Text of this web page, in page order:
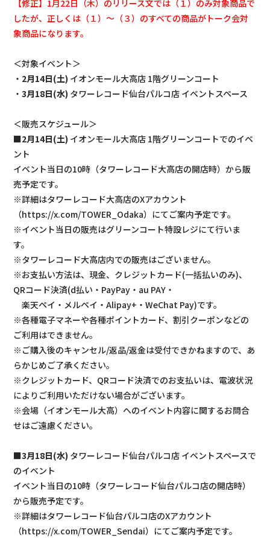
【修正】1月22日（木）のリリース文では（１）のみ対象商品で
したが、正しくは（１）～（３）のすべての商品がトーク会対
象商品になります。
＜対象イベント＞
・ 2月14日(土) イオンモール大高店 1階グリーンコート
・3月18日(水) タワーレコード仙台パルコ店 イベントスペース
＜販売スケジュール＞
■2月14日(土) イオンモール大高店 1階グリーンコートでのイベ
ント
イベント当日の10時（タワーレコード大高店の開店時）から販
売予定です。
※詳細はタワーレコード大高店のXアカウント
（https://x.com/TOWER_Odaka）にてご案内予定です。
※イベント当日の販売はグリーンコート特設レジにて行いま
す。
※タワーレコード大高店内での販売はございません。
※お支払い方法は、現金、クレジットカード(一括払いのみ)、
QRコード決済(d払い・PayPay・au PAY・
楽天ペイ・メルペイ・Alipay+・WeChat Pay)です。
※各種電子マネーや各種ポイントカード、割引クーポンなどの
ご利用はできません。
※ご購入後のキャンセル/返品/返金は受付できかねますので、あ
らかじめご了承ください。
※クレジットカード、QRコード決済でのお支払いは、電波状況
によりご利用いただけない場合がございます。
※会場（イオンモール大高）へのイベント内容に関するお問合
せはご遠慮ください。
■3月18日(水) タワーレコード仙台パルコ店 イベントスペースで
のイベント
イベント当日の10時（タワーレコード仙台パルコ店の開店時）
から販売予定です。
※詳細はタワーレコード仙台パルコ店のXアカウント
（https://x.com/TOWER_Sendai）にてご案内予定です。